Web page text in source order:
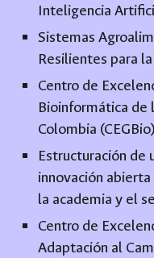
Inteligencia
Sistemas
Resilientes para
Centro de
Bioinformática de
Colombia (CEGBio)
Estructuración de
innovación
la academia y el
Centro de
Adaptación al